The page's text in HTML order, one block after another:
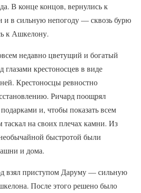
В конце концов, вернулись к
и в сильную непогоду — сквозь бурю
к Ашкелону.
недавно цветущий и богатый
глазами крестоносцев в виде
Крестоносцы ревностно
Ричард поощрял
и, чтобы показать всем
на своих плечах камни. Из
быстротой были
и дома.
взял приступом Даруму — сильную
После этого решено было